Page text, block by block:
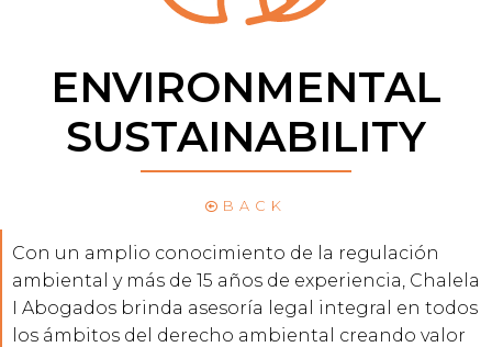
ENVIRONMENTAL
SUSTAINABILITY
BACK
Con un amplio conocimiento de la regulación
ambiental y más de 15 años de experiencia, Chalela
I Abogados brinda asesoría legal integral en todos
los ámbitos del derecho ambiental creando valor